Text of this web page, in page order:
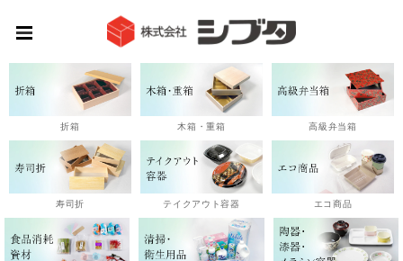
折箱 木箱・重箱 高級弁当箱
寿司折 テイクアウト容器 エコ商品